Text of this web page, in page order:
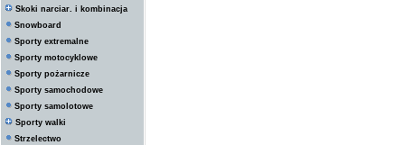
Skoki narciar. i kombinacja
Snowboard
Sporty extremalne
Sporty motocyklowe
Sporty pożarnicze
Sporty samochodowe
Sporty samolotowe
Sporty walki
Strzelectwo